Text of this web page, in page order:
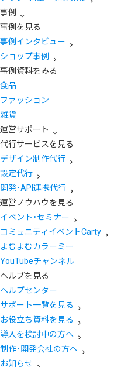
事例
事例を見る
事例インタビュー
ショップ事例
事例資料をみる
食品
ファッション
雑貨
運営サポート
代行サービスを見る
デザイン制作代行
設定代行
開発・API連携代行
運営ノウハウを見る
イベント・セミナー
コミュニティイベントCarty
よむよむカラーミー
YouTubeチャンネル
ヘルプを見る
ヘルプセンター
サポート一覧を見る
お役立ち資料を見る
導入を検討中の方へ
制作・開発会社の方へ
お知らせ